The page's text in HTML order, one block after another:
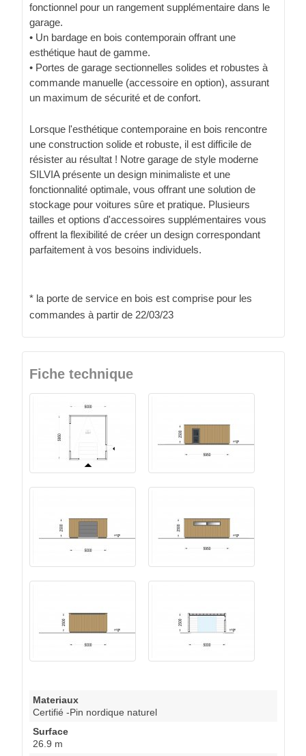
fonctionnel pour un rangement supplémentaire dans le
garage.
• Un bardage en bois contemporain offrant une
esthétique haut de gamme.
• Portes de garage sectionnelles solides et robustes à
commande manuelle (accessoire en option), assurant
un maximum de sécurité et de confort.
Lorsque l'esthétique contemporaine en bois rencontre
une construction solide et robuste, il est difficile de
résister au résultat ! Notre garage de style moderne
SILVIA présente un design minimaliste et une
fonctionnalité optimale, vous offrant une solution de
stockage pour voitures sûre et pratique. Plusieurs
tailles et options d'accessoires supplémentaires vous
offrent la flexibilité de créer un design correspondant
parfaitement à vos besoins individuels.
* la porte de service en bois est comprise pour les
commandes à partir de 22/03/23
Fiche technique
Materiaux
Certifié -Pin nordique naturel
Surface
26.9 m